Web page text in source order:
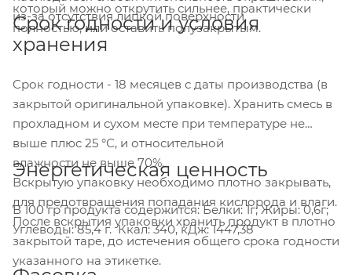
который можно открутить сильнее, практически
полностью, или оставить полузакрытым.
из-за отсутствия липкой поверхности.
Срок годности и условия
хранения
Срок годности - 18 месяцев с даты производства (в
закрытой оригинальной упаковке). Хранить смесь в
прохладном и сухом месте при температуре не
выше плюс 25 °С, и относительной
влажности не выше 70%.
Вскрытую упаковку необходимо плотно закрывать,
для предотвращения попадания кислорода и влаги.
После вскрытия упаковки хранить продукт в плотно
закрытой таре, до истечения общего срока годности
указанного на этикетке.
Энергетическая ценность
В 100 гр продукта содержится: Белки: 1г; Жиры: 0,6г;
Углеводы: 85,4 г. Ккал: 340, кДж: 1447,38